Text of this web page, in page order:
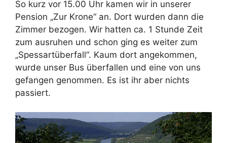
So kurz vor 15.00 Uhr kamen wir in unserer
Pension „Zur Krone“ an. Dort wurden dann die
Zimmer bezogen. Wir hatten ca. 1 Stunde Zeit
zum ausruhen und schon ging es weiter zum
„Spessartüberfall“. Kaum dort angekommen,
wurde unser Bus überfallen und eine von uns
gefangen genommen. Es ist ihr aber nichts
passiert.